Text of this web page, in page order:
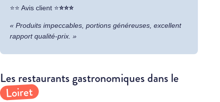
​⭐⭐ Avis client ⭐⭐⭐⭐
« Produits impeccables, portions généreuses, excellent
rapport qualité-prix. »
Les restaurants gastronomiques dans le
Loiret